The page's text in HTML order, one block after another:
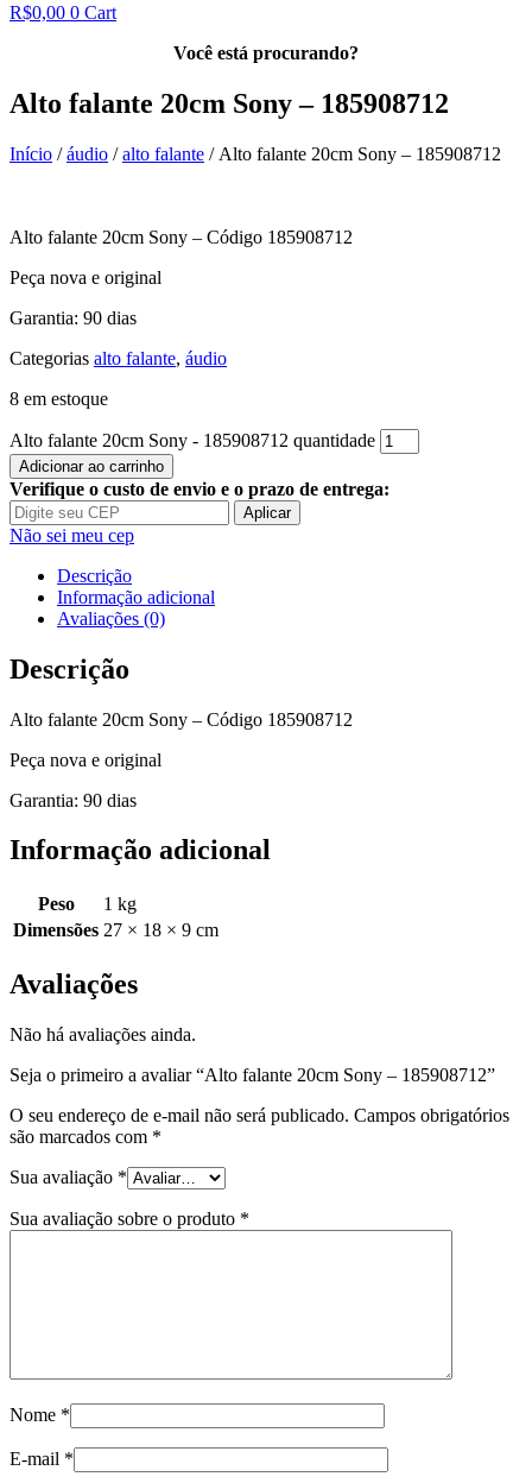
R$0,00 0 Cart
Você está procurando?
Alto falante 20cm Sony – 185908712
Início /áudio /alto falante / Alto falante 20cm Sony – 185908712
Alto falante 20cm Sony – Código 185908712
Peça nova e original
Garantia: 90 dias
Categorias alto falante, áudio
8 em estoque
Alto falante 20cm Sony - 185908712 quantidade
Adicionar ao carrinho
Verifique o custo de envio e o prazo de entrega:
Aplicar
Não sei meu cep
Descrição
Informação adicional
Avaliações (0)
Descrição
Alto falante 20cm Sony – Código 185908712
Peça nova e original
Garantia: 90 dias
Informação adicional
Peso
1 kg
Dimensões 27 × 18 × 9 cm
Avaliações
Não há avaliações ainda.
Seja o primeiro a avaliar “Alto falante 20cm Sony – 185908712”
O seu endereço de e-mail não será publicado. Campos obrigatórios
são marcados com *
Sua avaliação *
Sua avaliação sobre o produto *
Nome *
E-mail *